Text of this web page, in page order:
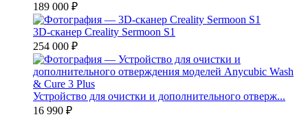
189 000 ₽
3D-сканер Creality Sermoon S1
254 000 ₽
Устройство для очистки и дополнительного отверж...
16 990 ₽